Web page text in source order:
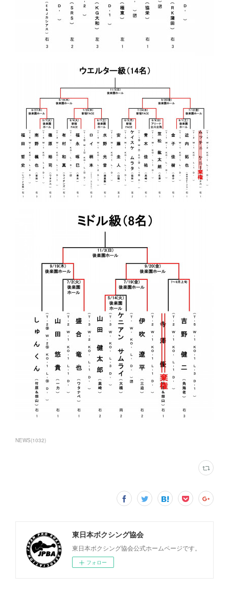
NEWS(1032)
東日本ボクシング協会
東日本ボクシング協会公式ホームページです。
フォロー